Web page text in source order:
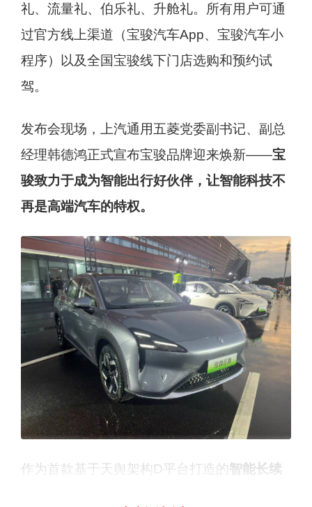
礼、流量礼、伯乐礼、升舱礼。所有用户可通
过官方线上渠道（宝骏汽车App、宝骏汽车小
程序）以及全国宝骏线下门店选购和预约试
驾。
发布会现场，上汽通用五菱党委副书记、副总
经理韩德鸿正式宣布宝骏品牌迎来焕新——宝
骏致力于成为智能出行好伙伴，让智能科技不
再是高端汽车的特权。
作为首款基于天舆架构D平台打造的智能长续